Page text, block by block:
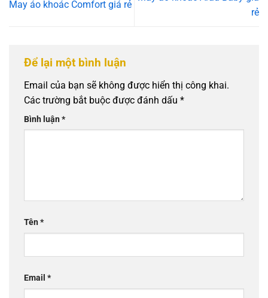
May áo khoác Comfort giá rẻ
rẻ
Để lại một bình luận
Email của bạn sẽ không được hiển thị công khai.
Các trường bắt buộc được đánh dấu *
Bình luận*
Tên*
Email *